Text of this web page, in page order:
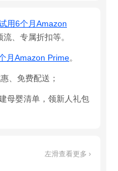
用6个月Amazon
、专属折扣等。
月Amazon Prime。
、免费配送；
母婴清单，领新人礼包
左滑查看更多 ›